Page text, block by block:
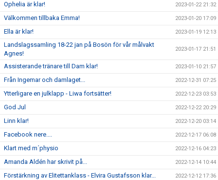
Ophelia är klar! 2023-01-22 21:32
Välkommen tillbaka Emma! 2023-01-20 17:09
Ella är klar! 2023-01-19 12:13
Landslagssamling 18-22 jan på Bosön för vår målvakt
Agnes!
2023-01-17 21:51
Assisterande tränare till Dam klar! 2023-01-10 21:57
Från Ingemar och damlaget... 2022-12-31 07:25
Ytterligare en julklapp - Liwa fortsätter! 2022-12-23 03:53
God Jul 2022-12-22 20:29
Linn klar! 2022-12-20 03:14
Facebook nere.... 2022-12-17 06:08
Klart med m´physio 2022-12-16 04:23
Amanda Aldén har skrivit på... 2022-12-14 10:44
Förstärkning av Elitettanklass - Elvira Gustafsson klar... 2022-12-12 17:36